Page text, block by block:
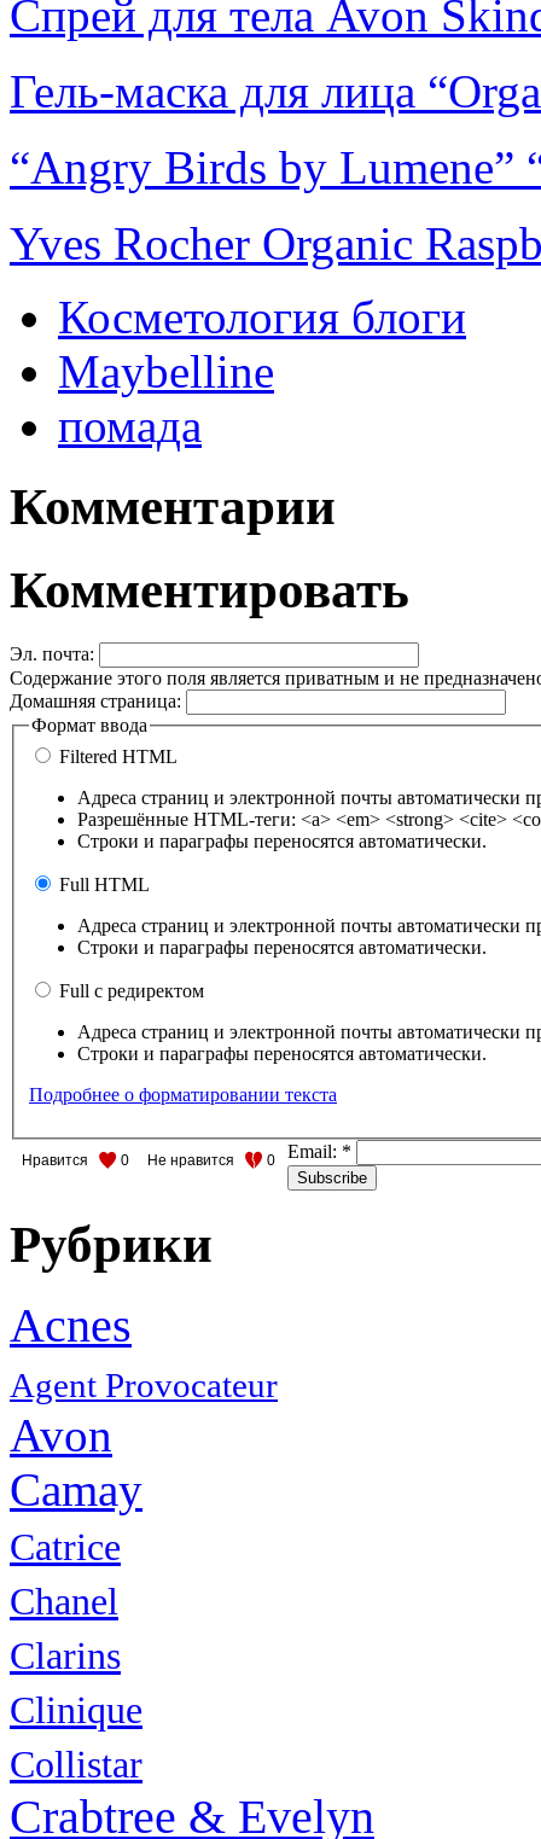
Спрей для тела Avon
Гель-маска для лица
“Angry Birds by Lumene”
Yves Rocher Organic
Косметология блоги
Maybelline
помада
Комментарии
Комментировать
Эл. почта:
Содержание этого поля является приватным и не
Домашняя страница:
Формат ввода
Filtered HTML
Адреса страниц и электронной почты автоматически
Разрешённые HTML-теги: <a> <em> <strong> <cite>
Строки и параграфы переносятся автоматически.
Full HTML
Адреса страниц и электронной почты автоматически
Строки и параграфы переносятся автоматически.
Full с редиректом
Адреса страниц и электронной почты автоматически
Строки и параграфы переносятся автоматически.
Подробнее о форматировании текста
Нравится 0 Не нравится 0 Email: *
Рубрики
Acnes
Agent Provocateur
Avon
Camay
Catrice
Chanel
Clarins
Clinique
Collistar
Crabtree & Evelyn